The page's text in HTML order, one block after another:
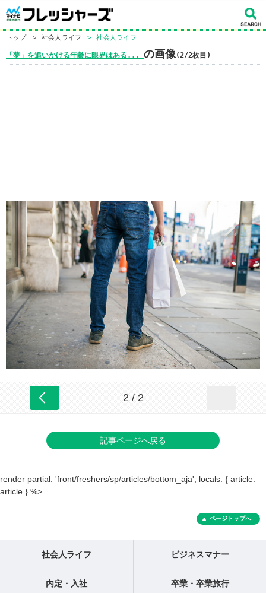
トップ > 社会人ライフ > 社会人ライフ
「夢」を追いかける年齢に限界はある... の画像(2/2枚目)
2 / 2
記事ページへ戻る
render partial: 'front/freshers/sp/articles/bottom_aja', locals: { article:
article } %>
ページトップへ
社会人ライフ ビジネスマナー
内定・入社 卒業・卒業旅行